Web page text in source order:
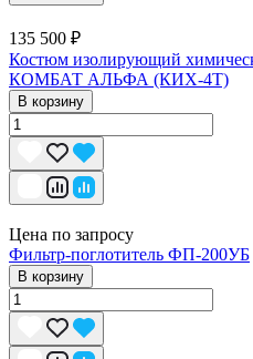
135 500 ₽
Костюм изолирующий
КОМБАТ АЛЬФА (КИХ-4Т)
В корзину
Цена по запросу
Фильтр-поглотитель ФП-200УБ
В корзину